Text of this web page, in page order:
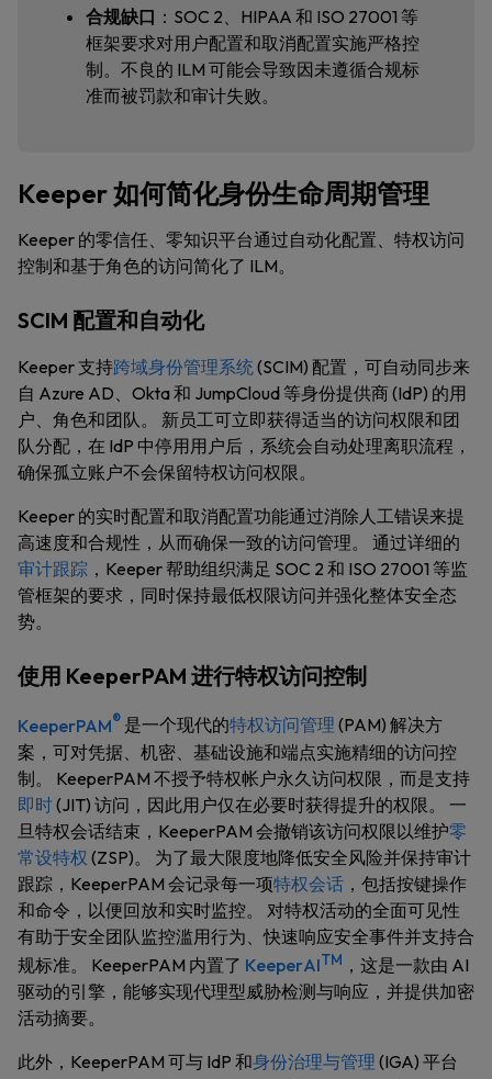
合规缺口 ：SOC 2、HIPAA 和 ISO 27001 等
框架要求对用户配置和取消配置实施严格控
制。不良的 ILM 可能会导致因未遵循合规标
准而被罚款和审计失败。
Keeper 如何简化身份生命周期管理
Keeper 的零信任、零知识平台通过自动化配置、特权访问
控制和基于角色的访问简化了 ILM。
SCIM 配置和自动化
Keeper 支持跨域身份管理系统(SCIM) 配置，可自动同步来
自 Azure AD、Okta 和 JumpCloud 等身份提供商 (IdP) 的用
户、角色和团队。 新员工可立即获得适当的访问权限和团
队分配，在 IdP 中停用用户后，系统会自动处理离职流程，
确保孤立账户不会保留特权访问权限。
Keeper 的实时配置和取消配置功能通过消除人工错误来提
高速度和合规性，从而确保一致的访问管理。 通过详细的
审计跟踪 ，Keeper 帮助组织满足 SOC 2 和 ISO 27001 等监
管框架的要求，同时保持最低权限访问并强化整体安全态
势。
使用 KeeperPAM 进行特权访问控制
KeeperPAM® 是一个现代的特权访问管理 (PAM) 解决方
案，可对凭据、机密、基础设施和端点实施精细的访问控
制。 KeeperPAM 不授予特权帐户永久访问权限，而是支持
即时(JIT) 访问，因此用户仅在必要时获得提升的权限。 一
旦特权会话结束，KeeperPAM 会撤销该访问权限以维护零
常设特权 (ZSP)。 为了最大限度地降低安全风险并保持审计
跟踪，KeeperPAM 会记录每一项特权会话 ，包括按键操作
和命令，以便回放和实时监控。 对特权活动的全面可见性
有助于安全团队监控滥用行为、快速响应安全事件并支持合
规标准。 KeeperPAM 内置了 KeeperAITM ，这是一款由 AI
驱动的引擎，能够实现代理型威胁检测与响应，并提供加密
活动摘要。
此外，KeeperPAM 可与 IdP 和身份治理与管理 (IGA) 平台